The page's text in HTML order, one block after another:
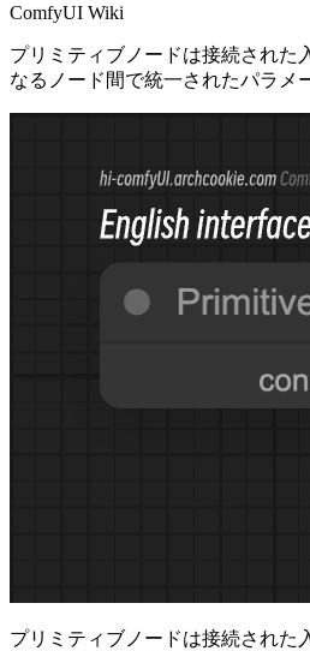
ComfyUI Wiki
プリミティブノードは接続された
なるノード間で統一されたパラメ
プリミティブノードは接続された